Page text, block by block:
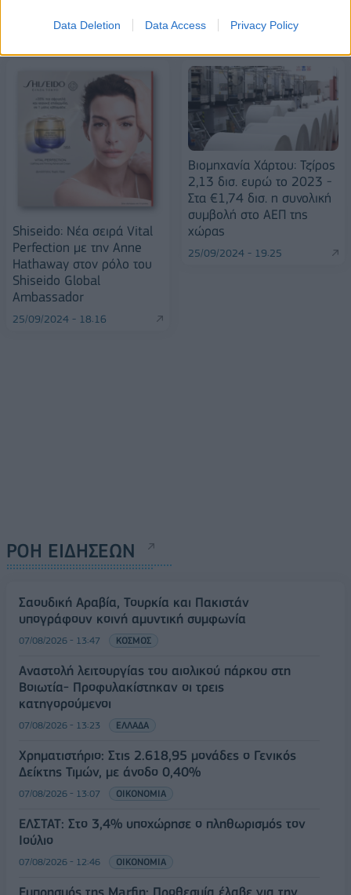
Data Deletion Data Access Privacy Policy
ΠΕΡΙΣΣΌΤΕΡΑ ΣΕ ΑΥΤΉ ΤΗΝ ΚΑΤΗΓΟΡΊΑ
Shiseido: Νέα σειρά Vital
Perfection με την Anne
Hathaway στον ρόλο του
Shiseido Global
Ambassador
25/09/2024 - 18:16
Βιομηχανία Χάρτου: Τζίρος
2,13 δισ. ευρώ το 2023 -
Στα €1,74 δισ. η συνολική
συμβολή στο ΑΕΠ της
χώρας
25/09/2024 - 19:25
ΡΟΗ ΕΙΔΗΣΕΩΝ
Σαουδική Αραβία, Τουρκία και Πακιστάν
υπογράφουν κοινή αμυντική συμφωνία
07/08/2026 - 13:47 ΚΟΣΜΟΣ
Αναστολή λειτουργίας του αιολικού πάρκου στη
Βοιωτία- Προφυλακίστηκαν οι τρεις
κατηγορούμενοι
07/08/2026 - 13:23 ΕΛΛΑΔΑ
Χρηματιστήριο: Στις 2.618,95 μονάδες ο Γενικός
Δείκτης Τιμών, με άνοδο 0,40%
07/08/2026 - 13:07 ΟΙΚΟΝΟΜΙΑ
ΕΛΣΤΑΤ: Στο 3,4% υποχώρησε ο πληθωρισμός τον
Ιούλιο
07/08/2026 - 12:46 ΟΙΚΟΝΟΜΙΑ
Εμπρησμός της Marfin: Προθεσμία έλαβε για την